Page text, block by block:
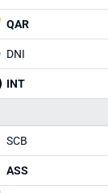
QAR
DNI
INT
SCB
ASS